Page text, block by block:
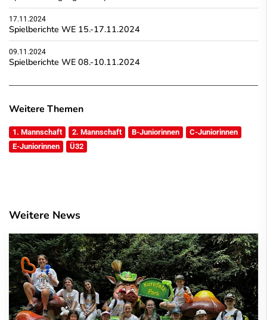
17.11.2024
Spielberichte WE 15.-17.11.2024
09.11.2024
Spielberichte WE 08.-10.11.2024
Weitere Themen
1. Mannschaft 2. Mannschaft B-Juniorinnen
C-Juniorinnen
E-Juniorinnen
Ü32
Weitere News